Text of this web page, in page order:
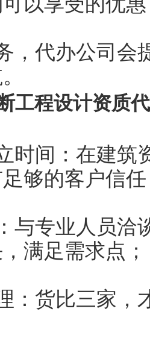
，代办公司会
工程设计资质
时间：在建筑
够的客户信
与专业人员洽
满足需求点；
：货比三家，